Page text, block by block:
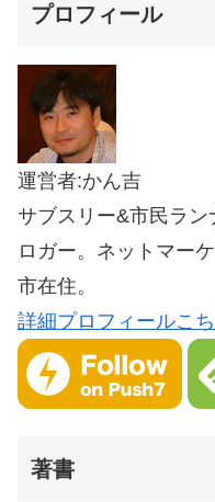
プロフィール
運営者:かん吉
サブスリー&市民ラ
ロガー。ネットマー
市在住。
詳細プロフィールこ
著書